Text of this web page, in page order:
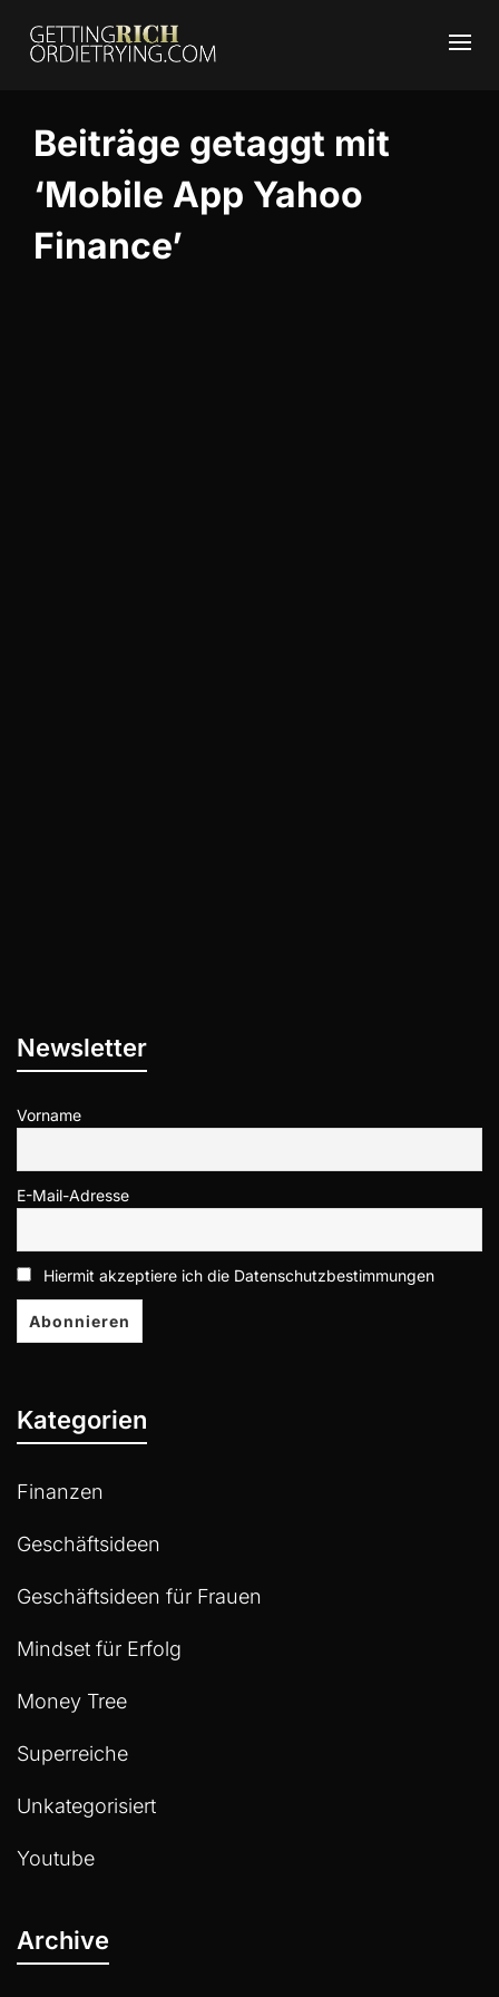
Beiträge getaggt mit
‘Mobile App Yahoo
Finance’
Newsletter
Vorname
E-Mail-Adresse
Hiermit akzeptiere ich die Datenschutzbestimmungen
Kategorien
Finanzen
Geschäftsideen
Geschäftsideen für Frauen
Mindset für Erfolg
Money Tree
Superreiche
Unkategorisiert
Youtube
Archive